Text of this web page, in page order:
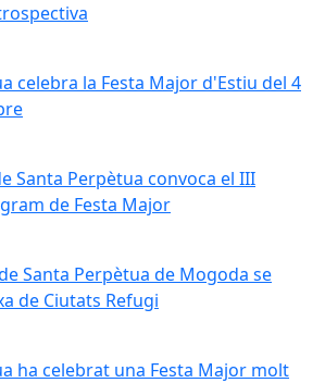
celebra la Festa Major d'Estiu del 4
celebra la Festa Major d'Estiu del 4
Santa Perpètua convoca el III
Santa Perpètua convoca el III
de Festa Major
Santa Perpètua de Mogoda se
Santa Perpètua de Mogoda se
de Ciutats Refugi
ha celebrat una Festa Major molt
ha celebrat una Festa Major molt